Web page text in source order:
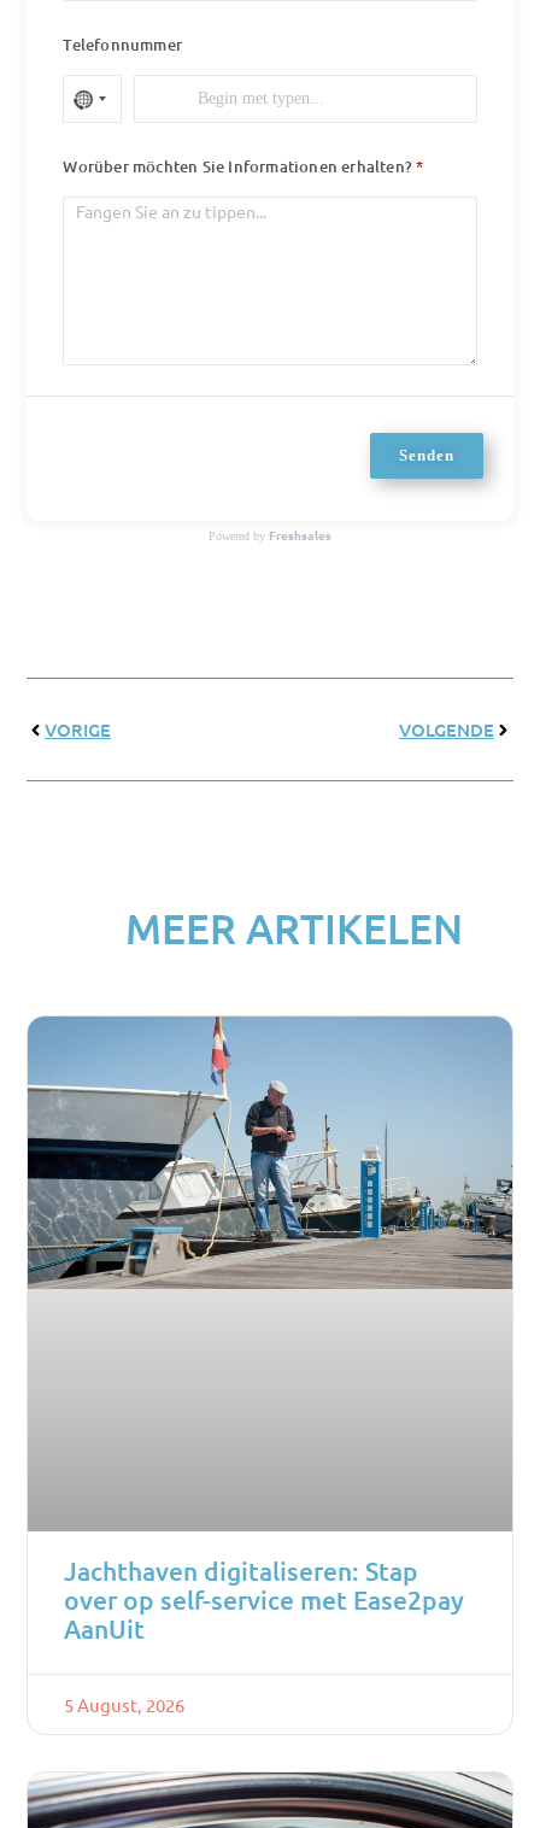
Telefonnummer
Worüber möchten Sie Informationen erhalten?
Senden
Powered by Freshsales
VORIGE
VOLGENDE
MEER ARTIKELEN
Jachthaven digitaliseren: Stap
over op self-service met Ease2pay
AanUit
5 August, 2026